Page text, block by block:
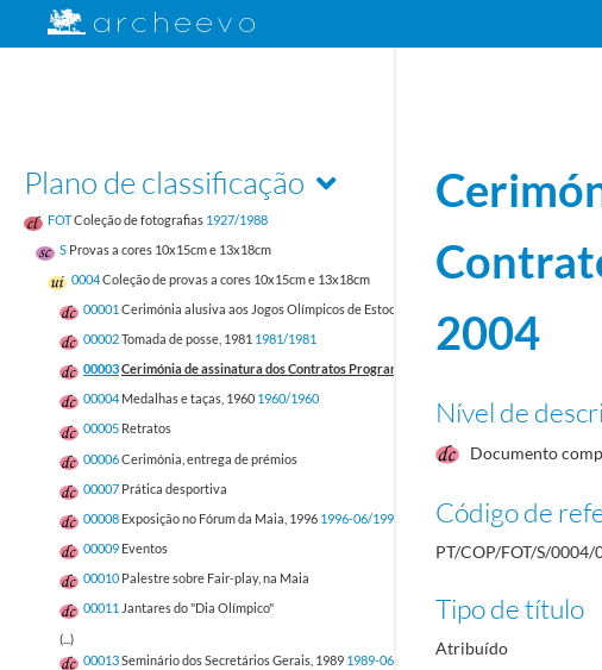
Plano de classificação
FOTColeção de fotografias 1927/1988
S Provas a cores 10x15cm e 13x18cm
0004Coleção de provas a cores 10x15cm e 13x18cm
00001 Cerimónia alusiva aos Jogos Olímpicos de Estocolmo
00002Tomada de posse, 1981 1981/1981
00003Cerimónia de assinatura dos Contratos Programa - Projeto Atenas 2004
00004 Medalhas e taças, 1960 1960/1960
00005 Retratos
00006Cerimónia, entrega de prémios
00007 Prática desportiva
00008 Exposição no Fórum da Maia, 1996 1996-06/1996-06
00009 Eventos
00010 Palestre sobre Fair-play, na Maia
00011 Jantares do "Dia Olímpico"
(...)
00013Seminário dos Secretários Gerais, 1989 1989-06-21/1989-06-23
2004
Nível de
Documento
Código de
PT/COP/FOT/S/0004/
Tipo de título
Atribuído